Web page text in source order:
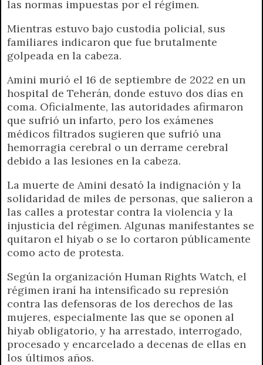
las normas impuestas por el régimen.
Mientras estuvo bajo custodia policial, sus
familiares indicaron que fue brutalmente
golpeada en la cabeza.
Amini murió el 16 de septiembre de 2022 en un
hospital de Teherán, donde estuvo dos días en
coma. Oficialmente, las autoridades afirmaron
que sufrió un infarto, pero los exámenes
médicos filtrados sugieren que sufrió una
hemorragia cerebral o un derrame cerebral
debido a las lesiones en la cabeza.
La muerte de Amini desató la indignación y la
solidaridad de miles de personas, que salieron a
las calles a protestar contra la violencia y la
injusticia del régimen. Algunas manifestantes se
quitaron el hiyab o se lo cortaron públicamente
como acto de protesta.
Según la organización Human Rights Watch, el
régimen iraní ha intensificado su represión
contra las defensoras de los derechos de las
mujeres, especialmente las que se oponen al
hiyab obligatorio, y ha arrestado, interrogado,
procesado y encarcelado a decenas de ellas en
los últimos años.